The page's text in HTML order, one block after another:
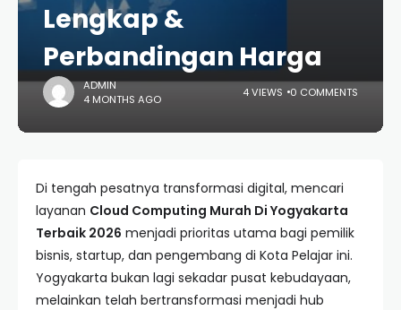
Lengkap &
Perbandingan Harga
ADMIN
4 MONTHS AGO
4 VIEWS 0 COMMENTS
Di tengah pesatnya transformasi digital, mencari
layanan Cloud Computing Murah Di Yogyakarta
Terbaik 2026 menjadi prioritas utama bagi pemilik
bisnis, startup, dan pengembang di Kota Pelajar ini.
Yogyakarta bukan lagi sekadar pusat kebudayaan,
melainkan telah bertransformasi menjadi hub